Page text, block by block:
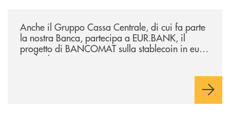
Anche il Gruppo Cassa Centrale, di cui fa parte
la nostra Banca, partecipa a EUR.BANK, il
progetto di BANCOMAT sulla stablecoin in euro
e sul relativo ecosistema